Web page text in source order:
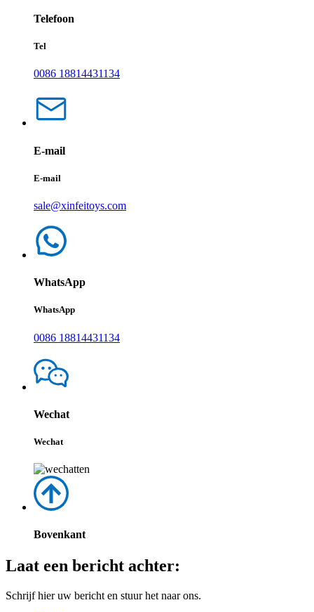
Telefoon
Tel
0086 18814431134
E-mail
E-mail
sale@xinfeitoys.com
WhatsApp
WhatsApp
0086 18814431134
Wechat
Wechat
Bovenkant
Laat een bericht achter:
Schrijf hier uw bericht en stuur het naar ons.